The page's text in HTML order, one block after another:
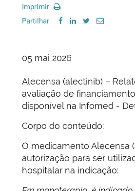
Imprimir
Partilhar
05 mai 2026
Alecensa (alectinib) –
avaliação de
disponível na Infomed -
Corpo do conteúdo:
O medicamento Alecensa
autorização para ser
hospitalar na indicação: